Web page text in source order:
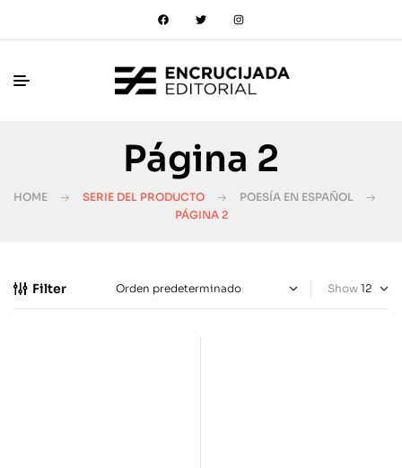
Página 2
HOME SERIE DEL PRODUCTO
POESÍA EN ESPAÑOL
PÁGINA 2
Filter Show